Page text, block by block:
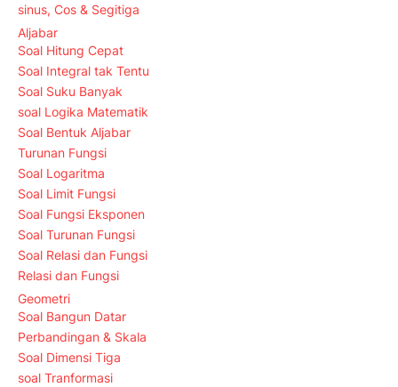
sinus, Cos & Segitiga
Aljabar
Soal Hitung Cepat
Soal Integral tak Tentu
Soal Suku Banyak
soal Logika Matematik
Soal Bentuk Aljabar
Turunan Fungsi
Soal Logaritma
Soal Limit Fungsi
Soal Fungsi Eksponen
Soal Turunan Fungsi
Soal Relasi dan Fungsi
Relasi dan Fungsi
Geometri
Soal Bangun Datar
Perbandingan & Skala
Soal Dimensi Tiga
soal Tranformasi